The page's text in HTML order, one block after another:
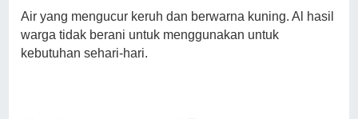
Air yang mengucur keruh dan berwarna kuning. Al hasil
warga tidak berani untuk menggunakan untuk
kebutuhan sehari-hari.